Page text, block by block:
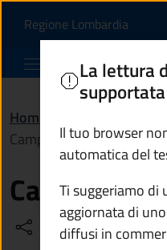
Campo
Regione Lombardia(apre
Comune di
Home
Campo sportivo di Sellero
Campo
Condividi Vedi
La lettura
supportata
Il tuo browser
automatica del
Ti suggeriamo di
aggiornata di
diffusi in